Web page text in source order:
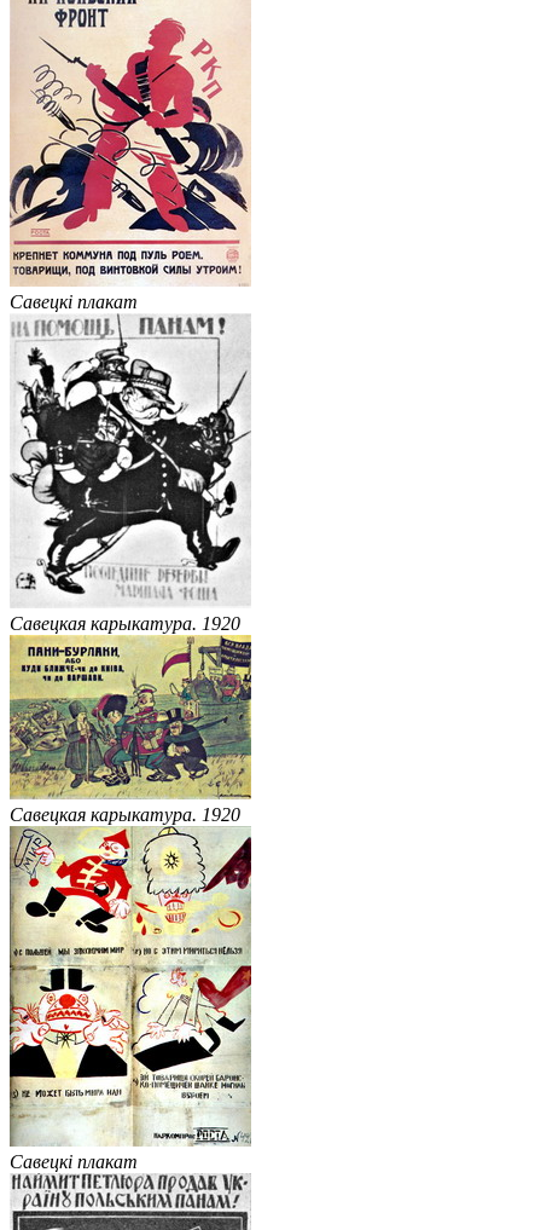
Савецкі плакат
Савецкая карыкатура. 1920
Савецкая карыкатура. 1920
Савецкі плакат